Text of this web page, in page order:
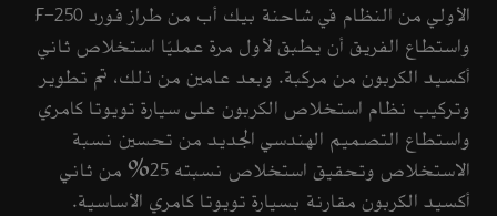
الأولي من النظام في شاحنة بيك أب من طراز فورد F-250
واستطاع الفريق أن يطبق لأول مرة عمليًا استخلاص ثاني
أكسيد الكربون من مركبة. وبعد عامين من ذلك، تم تطوير
وتركيب نظام استخلاص الكربون على سيارة تويوتا كامري
واستطاع التصميم الهندسي الجديد من تحسين نسبة
الاستخلاص وتحقيق استخلاص نسبته 25% من ثاني
أكسيد الكربون مقارنة بسيارة تويوتا كامري الأساسية.